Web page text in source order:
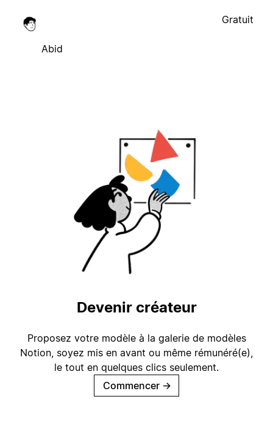
Abid
Gratuit
Devenir créateur
Proposez votre modèle à la galerie de modèles
Notion, soyez mis en avant ou même rémunéré(e),
le tout en quelques clics seulement.
Commencer →